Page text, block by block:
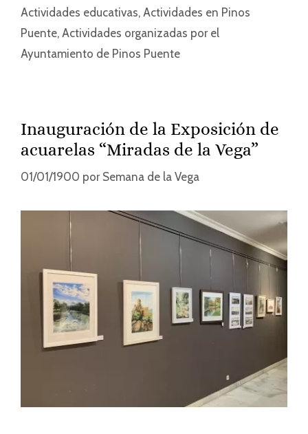
Actividades educativas, Actividades en Pinos
Puente, Actividades organizadas por el
Ayuntamiento de Pinos Puente
Inauguración de la Exposición de
acuarelas “Miradas de la Vega”
01/01/1900 por Semana de la Vega